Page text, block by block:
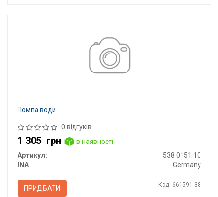
Помпа води
0 відгуків
1 305 грн
в наявності
Артикул:
538 0151 10
INA
Germany
ПРИДБАТИ Код: 661591-38